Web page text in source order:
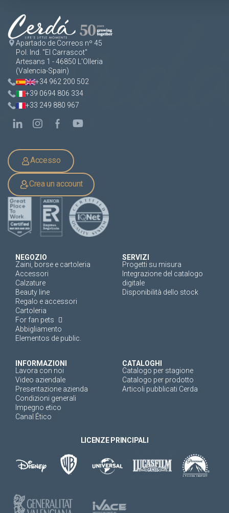
Apartado de Correos nº 45
Pol. Ind. "El Carrascot"
Artesans 1 - 46850 L'Olleria
(Valencia-Spain)
+34 962 200 502
+39 0694 806 334
+33 249 880 967
Accesso
Crea un account
NEGOZIO
Zaini, borse e cartoleria
Accessori
Calzature
Beauty line
Regalo e accessori
Cartoleria
For fan pets
Abbigliamento
Elementos de public.
SERVIZI
Progetti su misura
Integrazione del catalogo
digitale
Disponibilità dello stock
INFORMAZIONI
Lavora con noi
Video aziendale
Presentazione azienda
Condizioni generali
Impegno etico
Canal Ético
CATALOGHI
Catalogo per stagione
Catalogo per prodotto
Articoli pubblicati Cerda
LICENZE PRINCIPALI